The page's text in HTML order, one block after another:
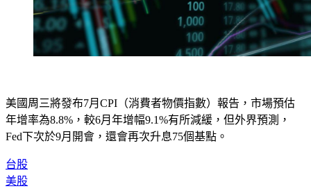
美國周三將發布7月CPI（消費者物價指數）報告，市場預估
年增率為8.8%，較6月年增幅9.1%有所減緩，但外界預測，
Fed下次於9月開會，還會再次升息75個基點。
台股
美股